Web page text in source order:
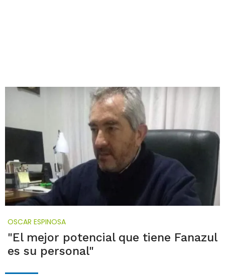
OSCAR ESPINOSA
"El mejor potencial que tiene Fanazul
es su personal"